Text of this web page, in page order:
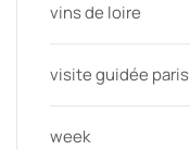
vins de loire
visite guidée paris
week